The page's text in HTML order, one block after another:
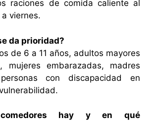
raciones de comida caliente al
viernes.
da prioridad?
de 6 a 11 años, adultos mayores
embarazadas, madres
con discapacidad en
comedores hay y en qué